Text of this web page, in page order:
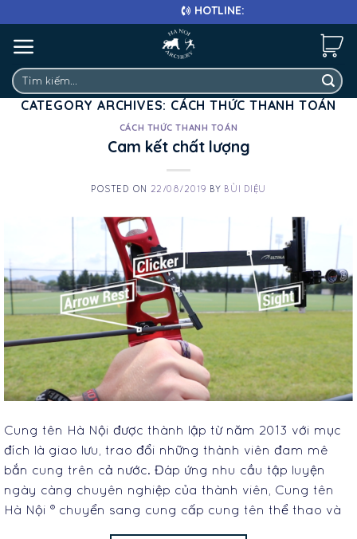
to
content
HOTLINE: 0911 682 663
Tìm
kiếm:
CATEGORY ARCHIVES: CÁCH THỨC THANH TOÁN
CÁCH THỨC THANH TOÁN
Cam kết chất lượng
POSTED ON 22/08/2019 BY BÙI DIỆU
Cung tên Hà Nội được thành lập từ năm 2013 với mục
đích là giao lưu, trao đổi những thành viên đam mê
bắn cung trên cả nước. Đáp ứng nhu cầu tập luyện
ngày càng chuyên nghiệp của thành viên, Cung tên
Hà Nội ® chuyển sang cung cấp cung tên thể thao và